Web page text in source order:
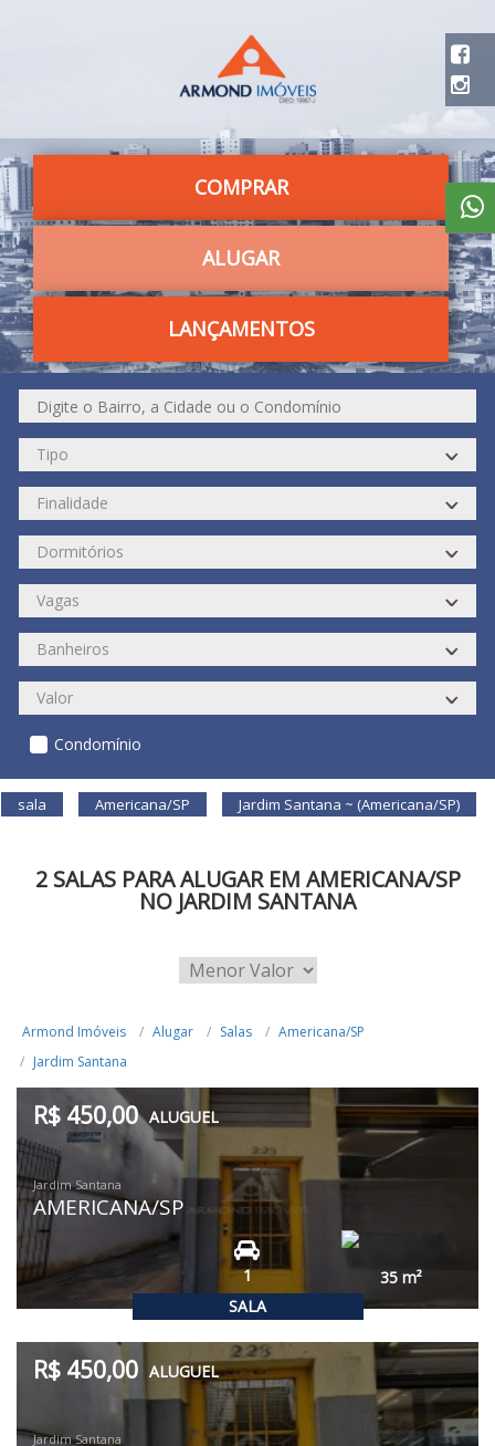
COMPRAR
ALUGAR
LANÇAMENTOS
Condomínio
sala Americana/SP Jardim Santana ~ (Americana/SP)
2 SALAS PARA ALUGAR EM AMERICANA/SP
NO JARDIM SANTANA
Armond Imóveis Alugar Salas
Americana/SP
Jardim Santana
SALA
R$ 450,00 ALUGUEL
Jardim Santana
AMERICANA/SP
1 35m²
R$ 450,00 ALUGUEL
Jardim Santana